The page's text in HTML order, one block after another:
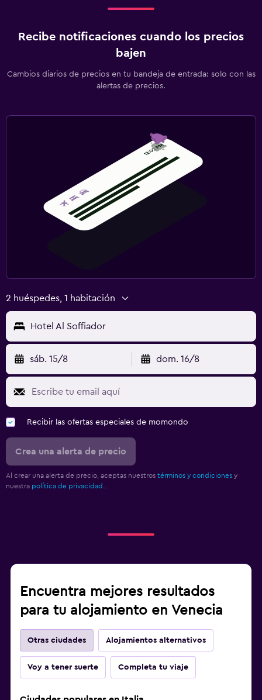
Recibe notificaciones cuando los precios
bajen
Cambios diarios de precios en tu bandeja de entrada: solo con las
alertas de precios.
2 huéspedes, 1 habitación
Hotel Al Soffiador
sáb. 15/8 dom. 16/8
Recibir las ofertas especiales de momondo
Crea una alerta de precio
Al crear una alerta de precio, aceptas nuestros términos y condiciones y
nuestra política de privacidad.
Encuentra mejores resultados
para tu alojamiento en Venecia
Otras ciudades Alojamientos alternativos
Voy a tener suerte Completa tu viaje